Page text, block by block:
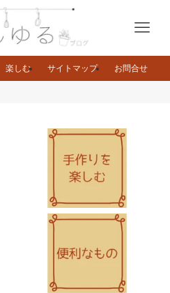
楽しむ サイトマップ お問合せ